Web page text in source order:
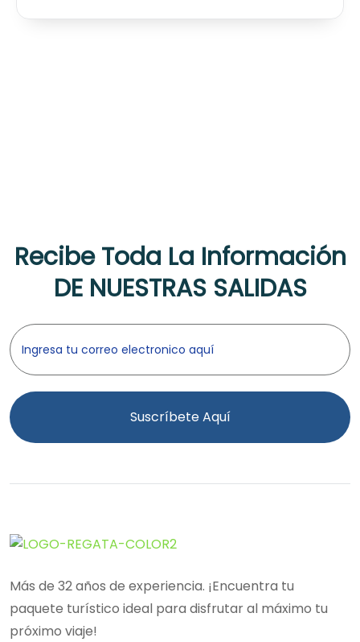
Recibe Toda La Información
DE NUESTRAS SALIDAS
Suscríbete Aquí
Más de 32 años de experiencia. ¡Encuentra tu
paquete turístico ideal para disfrutar al máximo tu
próximo viaje!